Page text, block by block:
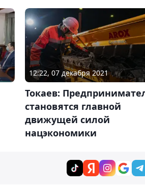
12:22, 07 декабря 2021
Токаев:
становятся главной
движущей силой
нацэкономики